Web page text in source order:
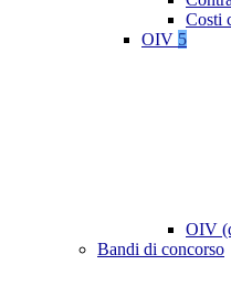
Costi
OIV 5
OIV
Bandi di concorso